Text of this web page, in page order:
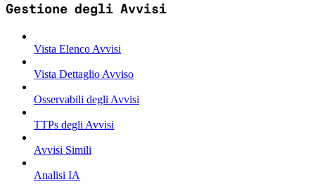
Gestione degli Avvisi
Vista Elenco Avvisi
Vista Dettaglio Avviso
Osservabili degli Avvisi
TTPs degli Avvisi
Avvisi Simili
Analisi IA